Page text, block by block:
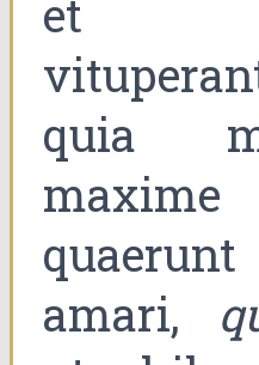
et
quia
amari,